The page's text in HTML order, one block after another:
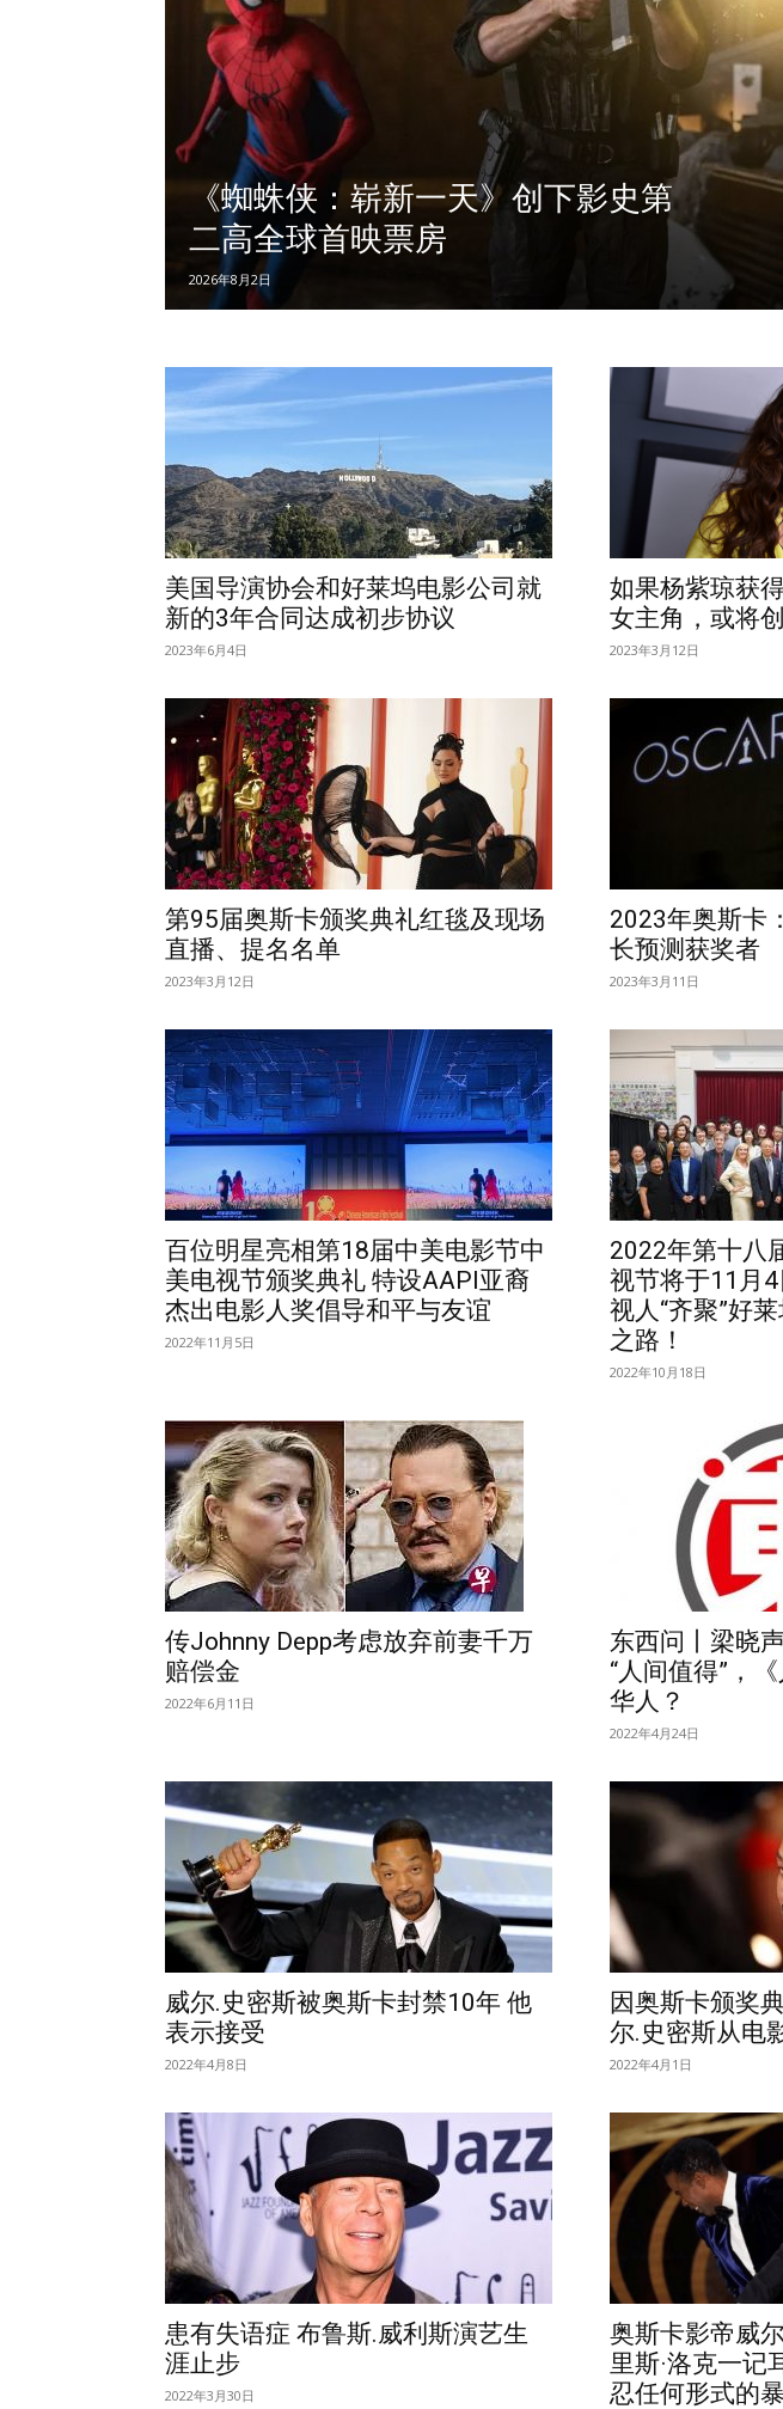
《蜘蛛侠：崭新一天》创下影史第
二高全球首映票房
2026年8月2日
美国导演协会和好莱坞电影公司就
新的3年合同达成初步协议
2023年6月4日
如果杨紫琼获
女主角，或将
2023年3月12日
第95届奥斯卡颁奖典礼红毯及现场
直播、提名名单
2023年3月12日
2023年奥斯卡
长预测获奖者
2023年3月11日
百位明星亮相第18届中美电影节中
美电视节颁奖典礼 特设AAPI亚裔
杰出电影人奖倡导和平与友谊
2022年11月5日
2022年第十八
视节将于11月
视人“齐聚”好
之路！
2022年10月18日
传Johnny Depp考虑放弃前妻千万
赔偿金
2022年6月11日
东西问丨梁晓
“人间值得”，
华人？
2022年4月24日
威尔.史密斯被奥斯卡封禁10年 他
表示接受
2022年4月8日
因奥斯卡颁奖
尔.史密斯从电
2022年4月1日
患有失语症 布鲁斯.威利斯演艺生
涯止步
2022年3月30日
奥斯卡影帝威
里斯·洛克一记
忍任何形式的